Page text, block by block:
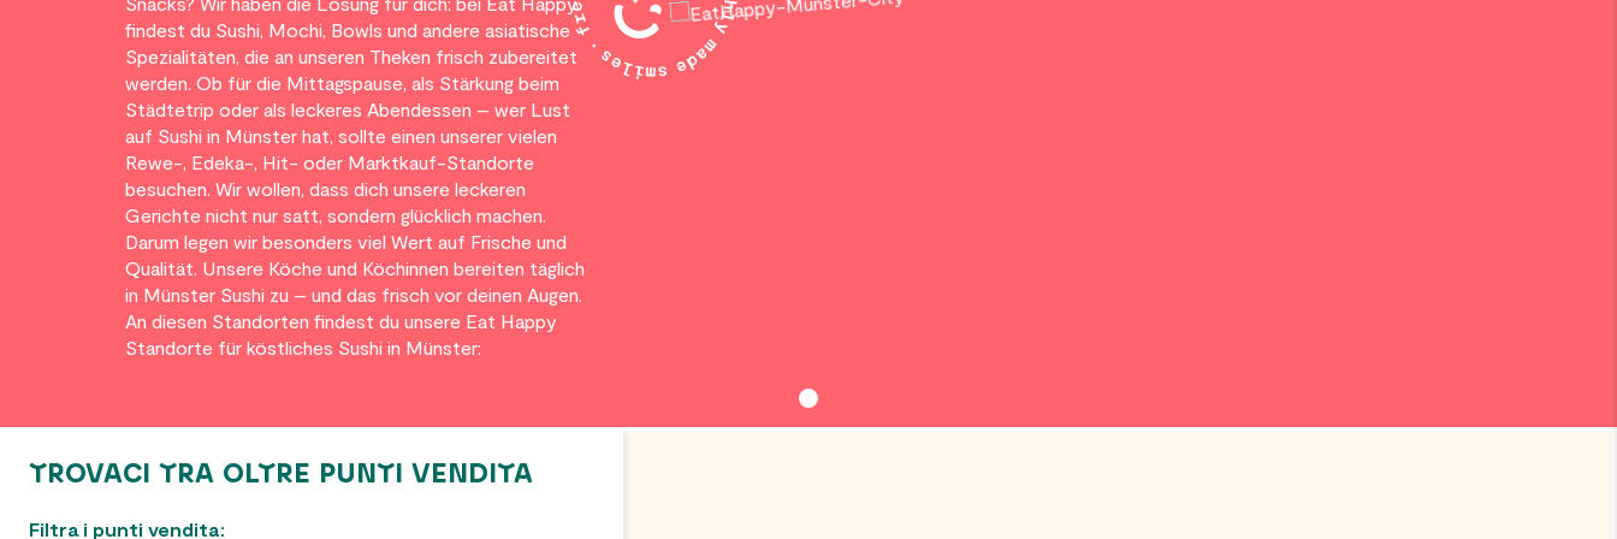
findest du Sushi, Mochi, Bowls und andere asiatische
Spezialitäten, die an unseren Theken frisch zubereitet
werden. Ob für die Mittagspause, als Stärkung beim
Städtetrip oder als leckeres Abendessen – wer Lust
auf Sushi in Münster hat, sollte einen unserer vielen
Rewe-, Edeka-, Hit- oder Marktkauf-Standorte
besuchen. Wir wollen, dass dich unsere leckeren
Gerichte nicht nur satt, sondern glücklich machen.
Darum legen wir besonders viel Wert auf Frische und
Qualität. Unsere Köche und Köchinnen bereiten täglich
in Münster Sushi zu – und das frisch vor deinen Augen.
An diesen Standorten findest du unsere Eat Happy
Standorte für köstliches Sushi in Münster:
TROVACI TRA OLTRE 0PUNTI VENDITA
Filtra i punti vendita: